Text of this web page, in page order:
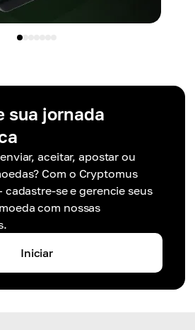
sua jornada
aceitar, apostar ou
Com o Cryptomus
se e gerencie seus
com nossas
Iniciar